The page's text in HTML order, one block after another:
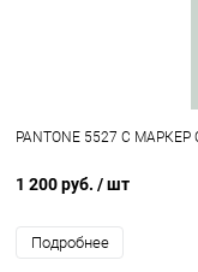
PANTONE 5527 C
1 200 руб. / шт
Подробнее